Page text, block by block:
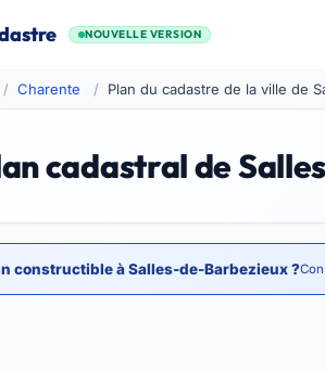
NOUVELLE VERSION
Charente Plan du cadastre de la ville de
cadastral de
constructible à Salles-de-Barbezieux ?